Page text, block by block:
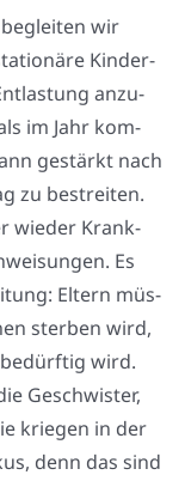
wir
Kin­der­
anzu­
im Jahr kom­
gestärkt nach
zu bestrei­ten.
wie­der Krank­
Es
Eltern müs­
ster­ben wird,
wird.
Geschwis­ter,
krie­gen in der
denn das sind